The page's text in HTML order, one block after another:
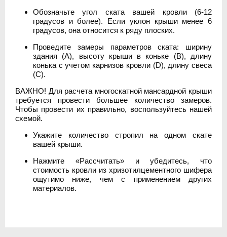
Обозначьте угол ската вашей кровли (6-12
градусов и более). Если уклон крыши менее 6
градусов, она относится к ряду плоских.
Проведите замеры параметров ската: ширину
здания (А), высоту крыши в коньке (В), длину
конька с учетом карнизов кровли (D), длину свеса
(C).
ВАЖНО! Для расчета многоскатной мансардной крыши
требуется провести большее количество замеров.
Чтобы провести их правильно, воспользуйтесь нашей
схемой.
Укажите количество стропил на одном скате
вашей крыши.
Нажмите «Рассчитать» и убедитесь, что
стоимость кровли из хризотилцементного шифера
ощутимо ниже, чем с применением других
материалов.